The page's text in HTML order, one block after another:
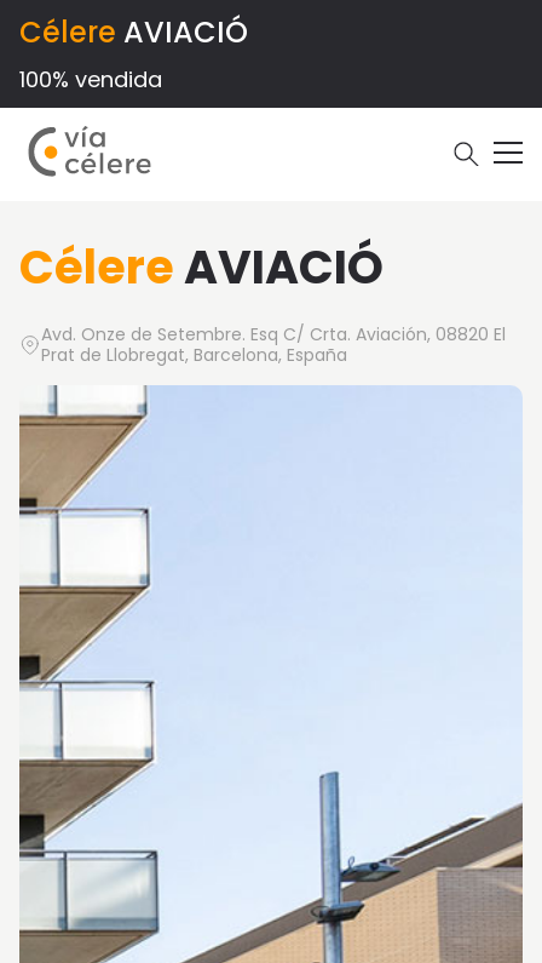
Célere AVIACIÓ
100% vendida
CélereAVIACIÓ
Avd. Onze de Setembre. Esq C/ Crta. Aviación, 08820 El
Prat de Llobregat, Barcelona, España